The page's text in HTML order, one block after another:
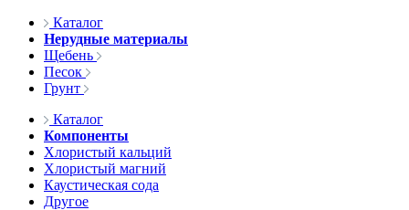
Каталог
Нерудные материалы
Щебень
Песок
Грунт
Каталог
Компоненты
Хлористый кальций
Хлористый магний
Каустическая сода
Другое